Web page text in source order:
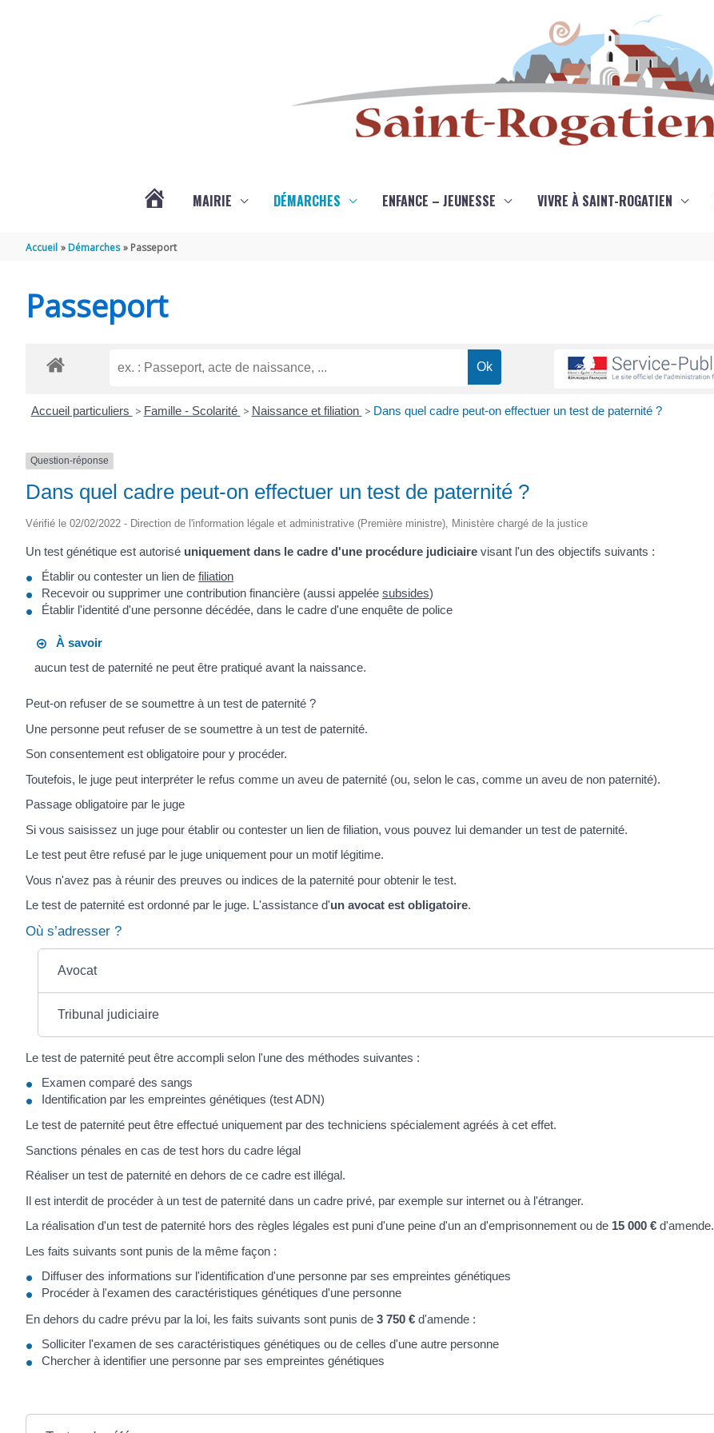
ROGATIEN
MAIRIE DÉMARCHES ENFANCE – JEUNESSE VIVRE À SAINT-ROGATIEN
Accueil Démarches Passeport
Passeport
Accueil particuliers > Famille - Scolarité > Naissance et filiation > Dans quel cadre peut-on effectuer un test de paternité ?
Question-réponse
Dans quel cadre peut-on effectuer un test de paternité ?
Vérifié le 02/02/2022 - Direction de l'information légale et administrative (Première ministre), Ministère chargé de la justice
Un test génétique est autorisé uniquement dans le cadre d'une procédure judiciaire visant l'un des objectifs suivants :
Établir ou contester un lien de filiation
Recevoir ou supprimer une contribution financière (aussi appelée subsides)
Établir l'identité d'une personne décédée, dans le cadre d'une enquête de police
À savoir
aucun test de paternité ne peut être pratiqué avant la naissance.
Peut-on refuser de se soumettre à un test de paternité ?
Une personne peut refuser de se soumettre à un test de paternité.
Son consentement est obligatoire pour y procéder.
Toutefois, le juge peut interpréter le refus comme un aveu de paternité (ou, selon le cas, comme un aveu de non paternité).
Passage obligatoire par le juge
Si vous saisissez un juge pour établir ou contester un lien de filiation, vous pouvez lui demander un test de paternité.
Le test peut être refusé par le juge uniquement pour un motif légitime.
Vous n'avez pas à réunir des preuves ou indices de la paternité pour obtenir le test.
Le test de paternité est ordonné par le juge. L'assistance d'un avocat est obligatoire.
Où s’adresser ?
Avocat
Tribunal judiciaire
Le test de paternité peut être accompli selon l'une des méthodes suivantes :
Examen comparé des sangs
Identification par les empreintes génétiques (test ADN)
Le test de paternité peut être effectué uniquement par des techniciens spécialement agréés à cet effet.
Sanctions pénales en cas de test hors du cadre légal
Réaliser un test de paternité en dehors de ce cadre est illégal.
Il est interdit de procéder à un test de paternité dans un cadre privé, par exemple sur internet ou à l'étranger.
La réalisation d'un test de paternité hors des règles légales est puni d'une peine d'un an d'emprisonnement ou de 15 000 € d'amende.
Les faits suivants sont punis de la même façon :
Diffuser des informations sur l'identification d'une personne par ses empreintes génétiques
Procéder à l'examen des caractéristiques génétiques d'une personne
En dehors du cadre prévu par la loi, les faits suivants sont punis de 3 750 € d'amende :
Solliciter l'examen de ses caractéristiques génétiques ou de celles d'une autre personne
Chercher à identifier une personne par ses empreintes génétiques